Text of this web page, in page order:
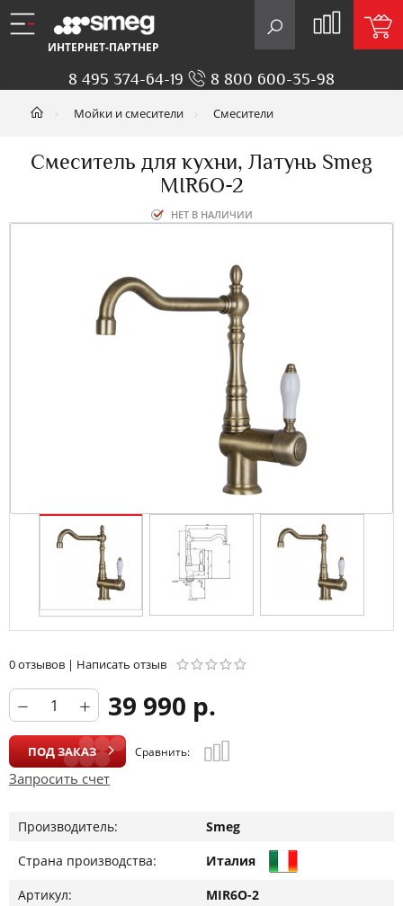
ИНТЕРНЕТ-ПАРТНЕР
8 495 374-64-19 8 800 600-35-98
Мойки и смесители Смесители
Смеситель для кухни, Латунь Smeg
MIR6O-2
НЕТ В НАЛИЧИИ
0 отзывов | Написать отзыв
39 990 р.
ПОД ЗАКАЗ Сравнить:
Запросить счет
Производитель:
Smeg
Страна производства:
Италия
Артикул:
MIR6O-2